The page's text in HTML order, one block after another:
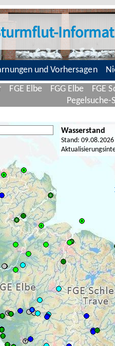
und Vorhersagen
FGE Elbe FGG Elbe
FGE
Pegelsuche-
Wasserstand
Stand: